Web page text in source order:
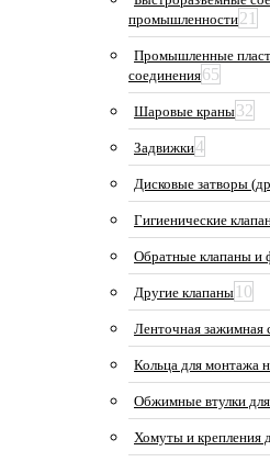
промышленности21
Промышленные
соединения65
Шаровые краны32
Задвижки4
Дисковые затворы
Гигиенические
Обратные клапаны и
Другие клапаны 10
Ленточная зажимная
Кольца для монтажа
Обжимные втулки
Хомуты и крепления